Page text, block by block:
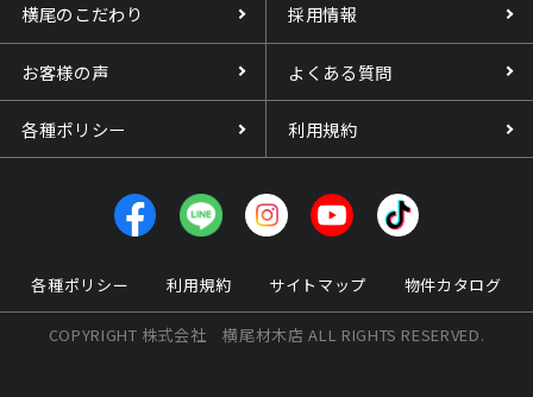
横尾のこだわり 採用情報
お客様の声 よくある質問
各種ポリシー 利用規約
各種ポリシー 利用規約 サイトマップ 物件カタログ
COPYRIGHT 株式会社 横尾材木店 ALL RIGHTS RESERVED.